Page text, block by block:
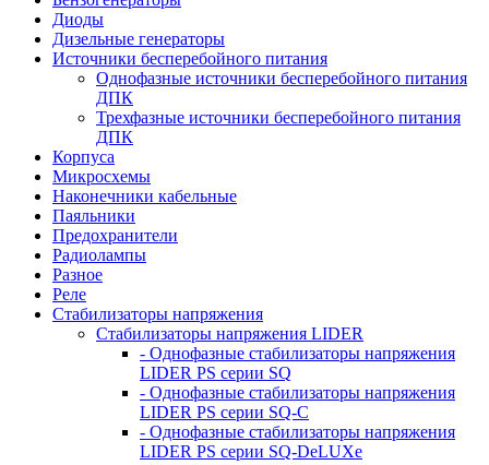
Диоды
Дизельные генераторы
Источники бесперебойного питания
Однофазные источники бесперебойного питания
ДПК
Трехфазные источники бесперебойного питания
ДПК
Корпуса
Микросхемы
Наконечники кабельные
Паяльники
Предохранители
Радиолампы
Разное
Реле
Стабилизаторы напряжения
Стабилизаторы напряжения LIDER
- Однофазные стабилизаторы напряжения
LIDER PS серии SQ
- Однофазные стабилизаторы напряжения
LIDER PS серии SQ-C
- Однофазные стабилизаторы напряжения
LIDER PS серии SQ-DeLUXe